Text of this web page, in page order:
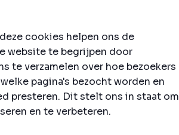
cookies helpen ons de
website te begrijpen door
te verzamelen over hoe bezoekers
pagina's bezocht worden en
presteren. Dit stelt ons in staat om
en te verbeteren.